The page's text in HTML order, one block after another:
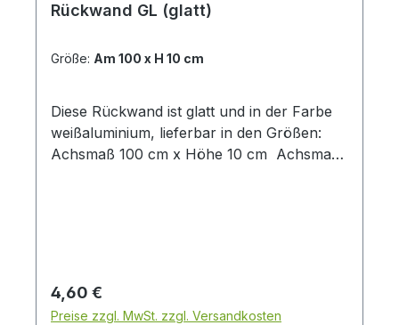
Rückwand GL (glatt)
Größe: Am 100 x H 10 cm
Diese Rückwand ist glatt und in der Farbe
weißaluminium, lieferbar in den Größen:
Achsmaß 100 cm x Höhe 10 cm Achsmaß
Regulärer Preis:
4,60 €
Preise zzgl. MwSt. zzgl. Versandkosten